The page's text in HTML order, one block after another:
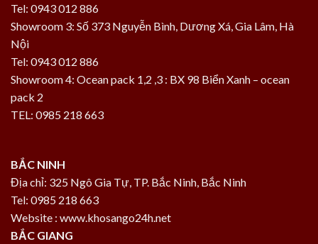
Tel: 0943 012 886
Showroom 3: Số 373 Nguyễn Bình, Dương Xá, Gia Lâm, Hà
Nội
Tel: 0943 012 886
Showroom 4: Ocean pack 1,2 ,3 : BX 98 Biển Xanh – ocean
pack 2
TEL: 0985 218 663
BẮC NINH
Địa chỉ: 325 Ngô Gia Tự, TP. Bắc Ninh, Bắc Ninh
Tel: 0985 218 663
Website : www.khosango24h.net
BẮC GIANG